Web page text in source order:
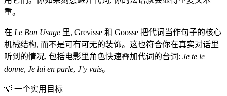
重。
在 Le Bon Usage 里, Grevisse 和 Goosse 把代词当作句子的核心
机械结构, 而不是可有可无的装饰。这也符合你在真实对话里
听到的情况, 包括电影里角色快速叠加代词的台词: Je te le
donne, Je lui en parle, J’y vais。
💡 一个实用目标